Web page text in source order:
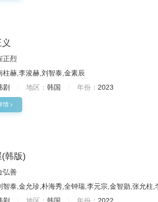
正烈
柱赫,李浚赫,刘智泰,金素辰
剧 地区： 韩国 年份： 2023
情
韩版)
弘善
智泰,金允珍,朴海秀,全钟瑞,李元宗,金智勋,张允柱